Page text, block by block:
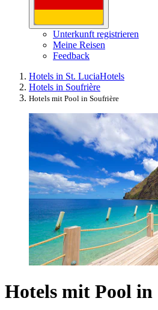
Unterkunft registrieren
Meine Reisen
Feedback
Hotels in St. LuciaHotels
Hotels in Soufrière
Hotels mit Pool in Soufrière
Hotels mit Pool in